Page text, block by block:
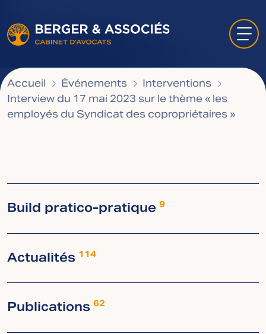
Accueil Événements Interventions
Interview du 17 mai 2023 sur le thème « les
employés du Syndicat des copropriétaires »
Build pratico-pratique 9
Actualités 114
Publications 62